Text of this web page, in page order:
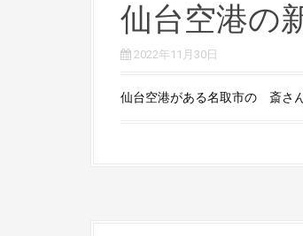
仙台空港の
2022年11月30日
仙台空港がある名取市の 斎さ